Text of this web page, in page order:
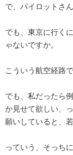
で、パイロットさ
でも、東京に行く
ゃないですか。
こういう航空経路
でも、私だったら
か見せて欲しい、
願いしていると、
っていう、そっち